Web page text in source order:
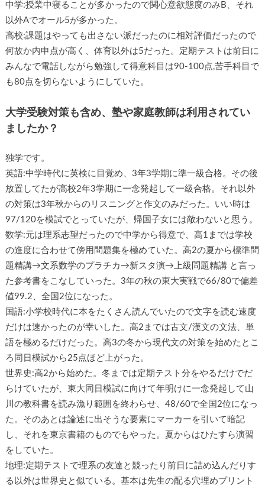
中学:授業中寝ることが多かったので関心意欲態度のみB、それ
以外Aでオール5が多かった。
高校:課題はやっても出さない派だったのに相対評価だったので
何故か内申点が高く、体育以外は5だった。定期テストは前日に
みんなで電話しながら勉強して得意科目は90-100点,苦手科目で
も80点を切らないようにしていた。
大学受験対策も含め、塾や家庭教師は利用されてい
ましたか？
独学です。
英語:中学時代に英検に目覚め、3年3学期に準一級合格。その後
放置してたが高校2年3学期に一念発起して一級合格。それ以外
の対策は3年秋からのリスニングと作文のみだった。いい時は
97/120を模試でとっていたが、帰国子女には敵わないと思う。
数学:元は理系志望だったので中学から得意で、高1までは学校
の進度に合わせて傍用問題集を極めていた。高2の夏から標準問
題精講→文系数学のプラチカ→新スタ演→上級問題精講 と言っ
た参考書をこなしていった。3年の秋の東大実戦で66/80で偏差
値99.2、全国2位になった。
国語:小学校時代に本をたくさん読んでいたので文字を読む速度
だけは速かったのが幸いした。高2までは古文/漢文の文法、単
語を極めるだけだった。高3の冬から現代文の対策を始めたとこ
ろ同日模試から25点ほど上がった。
世界史:高2から始めた。冬までは定期テスト分をやるだけでだ
らけていたが、東大同日模試に向けて年明けに一念発起して山
川の教科書を読み漁り範囲を終わらせ、48/60で全国2位になっ
た。そのあとは論述に出そうな要素にマーカーを引いて暗記
し、それを東京書籍のものでもやった。夏からはひたすら演習
をしていた。
地理:定期テストで理系の友達と競ったり前日に詰め込んだりす
る以外は世界史と似ている。基本は先生の配る穴埋めプリント